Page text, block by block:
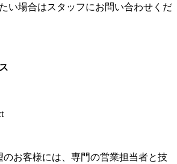
い場合はスタッフにお問い合わせくだ
のお客様には、専門の営業担当者と技